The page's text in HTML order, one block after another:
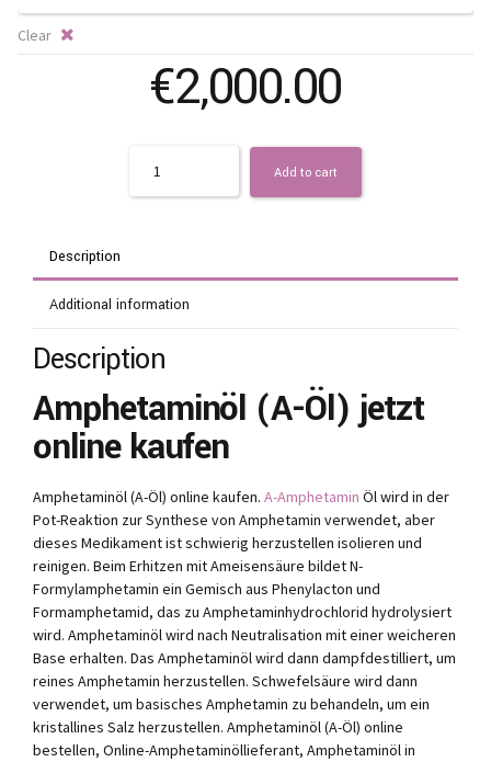
Clear
€2,000.00
Add to cart
Description
Additional information
Description
Amphetaminöl (A-Öl) jetzt
online kaufen
Amphetaminöl (A-Öl) online kaufen. A-Amphetamin Öl wird in der
Pot-Reaktion zur Synthese von Amphetamin verwendet, aber
dieses Medikament ist schwierig herzustellen isolieren und
reinigen. Beim Erhitzen mit Ameisensäure bildet N-
Formylamphetamin ein Gemisch aus Phenylacton und
Formamphetamid, das zu Amphetaminhydrochlorid hydrolysiert
wird. Amphetaminöl wird nach Neutralisation mit einer weicheren
Base erhalten. Das Amphetaminöl wird dann dampfdestilliert, um
reines Amphetamin herzustellen. Schwefelsäure wird dann
verwendet, um basisches Amphetamin zu behandeln, um ein
kristallines Salz herzustellen. Amphetaminöl (A-Öl) online
bestellen, Online-Amphetaminöllieferant, Amphetaminöl in